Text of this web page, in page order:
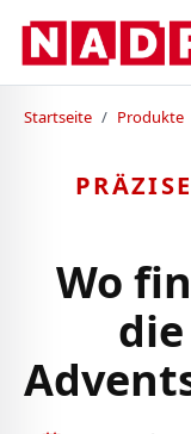
Startseite / Produkte
Wo